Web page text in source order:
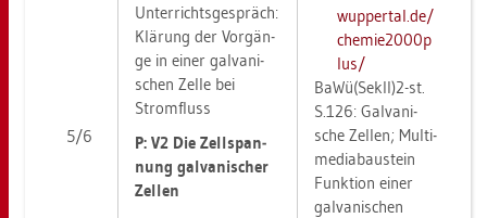
5/6
Un­ter­richts­ge­spräch:
Klä­rung der Vor­gän­
ge in einer gal­va­ni­
schen Zelle bei
Strom­fluss
P: V2 Die Zell­span­
nung gal­va­ni­scher
Zel­len
wup­per­tal.​de/​
che​mie2​000p​
lus/
BaWü(SekII)2-st.
S.126: Gal­va­ni­
sche Zel­len; Mul­ti­
me­dia­bau­stein
Funk­ti­on einer
gal­va­ni­schen